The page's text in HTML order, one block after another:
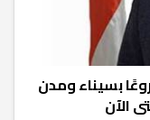
نفذنا 482 مشروعًا بسيناء ومدن